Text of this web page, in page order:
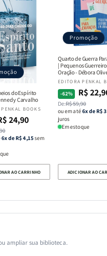
do Espírito
Carvalho
BOOKS
24,90
6x de R$ 4,15sem
AO CARRINHO
Promoção
Quarto de Guerra
| Pequenos
Oração - Débora
Fornecedor:
EDITORA PENKAL
-62%
Preço
normal
De:R$ 59,90
Preço
promocional
R$
ou em até6x de R$
juros
Em estoque
ADICIONAR AO
ampliar sua biblioteca.